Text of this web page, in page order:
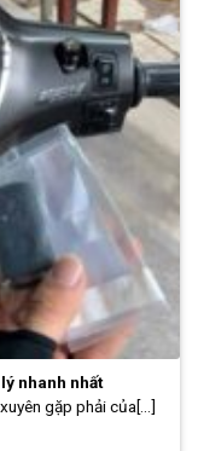
nhanh nhất
gặp phải của[...]